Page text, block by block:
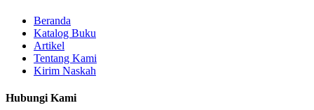
Beranda
Katalog Buku
Artikel
Tentang Kami
Kirim Naskah
Hubungi Kami